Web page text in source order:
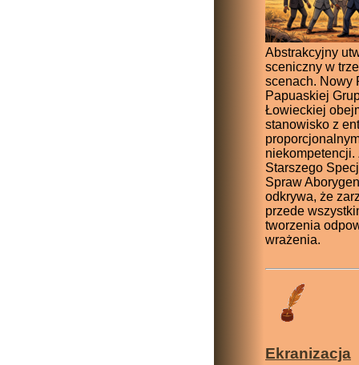
Abstrakcyjny
sceniczny w
scenach. Nowy
Papuaskiej
Łowieckiej
stanowisko z
niekompetencji.
Starszego
Spraw
odkrywa, że
przede
tworzenia
wrażenia.
Ekranizacja